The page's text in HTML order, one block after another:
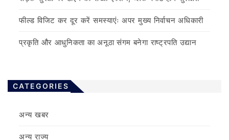
फील्ड विजिट कर दूर करें समस्याएंः अपर मुख्य निर्वाचन अधिकारी
प्रकृति और आधुनिकता का अनूठा संगम बनेगा राष्ट्रपति उद्यान
CATEGORIES
अन्य खबर
अन्य राज्य